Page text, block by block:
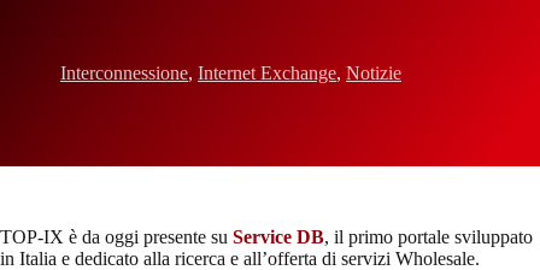
Interconnessione, Internet Exchange, Notizie
TOP-IX è da oggi presente su Service DB, il primo portale sviluppato
in Italia e dedicato alla ricerca e all’offerta di servizi Wholesale.